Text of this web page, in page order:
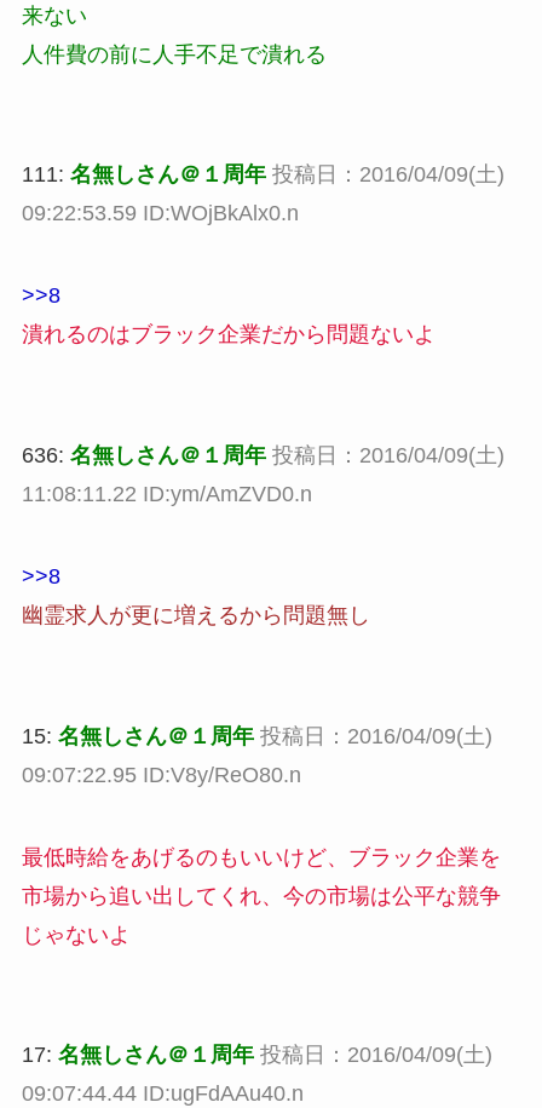
来ない
人件費の前に人手不足で潰れる
111: 名無しさん＠１周年 投稿日：2016/04/09(土)
09:22:53.59 ID:WOjBkAlx0.n
>>8
潰れるのはブラック企業だから問題ないよ
636: 名無しさん＠１周年 投稿日：2016/04/09(土)
11:08:11.22 ID:ym/AmZVD0.n
>>8
幽霊求人が更に増えるから問題無し
15: 名無しさん＠１周年 投稿日：2016/04/09(土)
09:07:22.95 ID:V8y/ReO80.n
最低時給をあげるのもいいけど、ブラック企業を
市場から追い出してくれ、今の市場は公平な競争
じゃないよ
17: 名無しさん＠１周年 投稿日：2016/04/09(土)
09:07:44.44 ID:ugFdAAu40.n